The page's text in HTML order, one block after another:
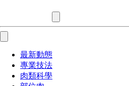
最新動態
專業技法
肉類科學